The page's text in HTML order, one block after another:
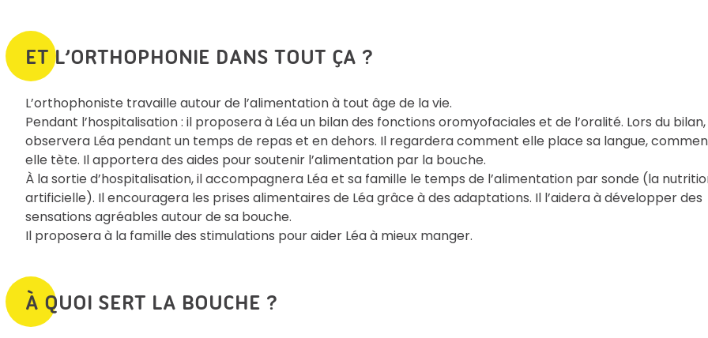
ET L’ORTHOPHONIE DANS TOUT ÇA ?
L’orthophoniste travaille autour de l’alimentation à tout âge de la vie.
Pendant l’hospitalisation : il proposera à Léa un bilan des fonctions oromyofaciales et de l’oralité. Lors du bilan,
observera Léa pendant un temps de repas et en dehors. Il regardera comment elle place sa langue,
elle tète. Il apportera des aides pour soutenir l’alimentation par la bouche.
À la sortie d’hospitalisation, il accompagnera Léa et sa famille le temps de l’alimentation par sonde (la
artificielle). Il encouragera les prises alimentaires de Léa grâce à des adaptations. Il l’aidera à développer des
sensations agréables autour de sa bouche.
Il proposera à la famille des stimulations pour aider Léa à mieux manger.
À QUOI SERT LA BOUCHE ?